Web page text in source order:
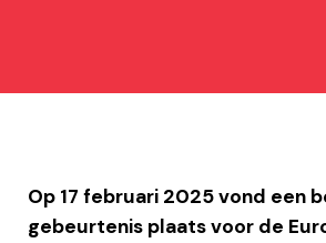
Op 17 februari 2025 vond een
gebeurtenis plaats voor de